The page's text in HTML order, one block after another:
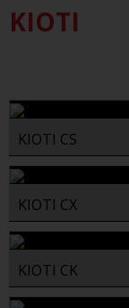
PRODUTOS
CONTACTOS
KIOTI
KIOTI CS
KIOTI CX
KIOTI CK